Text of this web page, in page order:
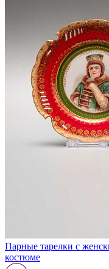
Парные тарелки с
костюме